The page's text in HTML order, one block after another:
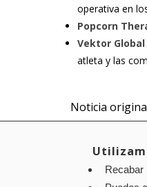
operativa en
Popcorn
Vektor Global
atleta y las
Noticia
Aviso legal Recabar